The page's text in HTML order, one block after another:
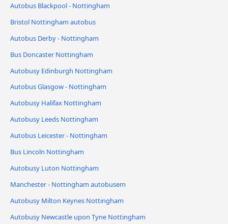
Autobus Blackpool - Nottingham
Bristol Nottingham autobus
Autobus Derby - Nottingham
Bus Doncaster Nottingham
Autobusy Edinburgh Nottingham
Autobus Glasgow - Nottingham
Autobusy Halifax Nottingham
Autobusy Leeds Nottingham
Autobus Leicester - Nottingham
Bus Lincoln Nottingham
Autobusy Luton Nottingham
Manchester - Nottingham autobusem
Autobusy Milton Keynes Nottingham
Autobusy Newcastle upon Tyne Nottingham